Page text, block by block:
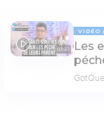
03:22
VIDÉO
Les